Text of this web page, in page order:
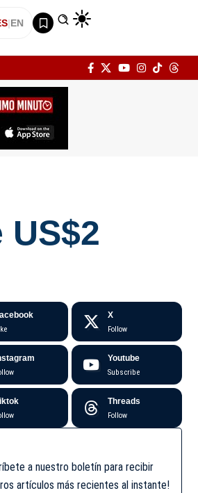
|EN
X
Follow
Youtube
Subscribe
Threads
Follow
a nuestro boletín para recibir
artículos más recientes al instante!